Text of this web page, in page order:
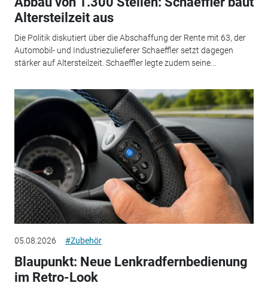
Altersteilzeit aus
Die Politik diskutiert über die Abschaffung der Rente mit 63, der
Automobil- und Industriezulieferer Schaeffler setzt dagegen
stärker auf Altersteilzeit. Schaeffler legte zudem seine...
05.08.2026 #Zubehör
Blaupunkt: Neue Lenkradfernbedienung
im Retro-Look